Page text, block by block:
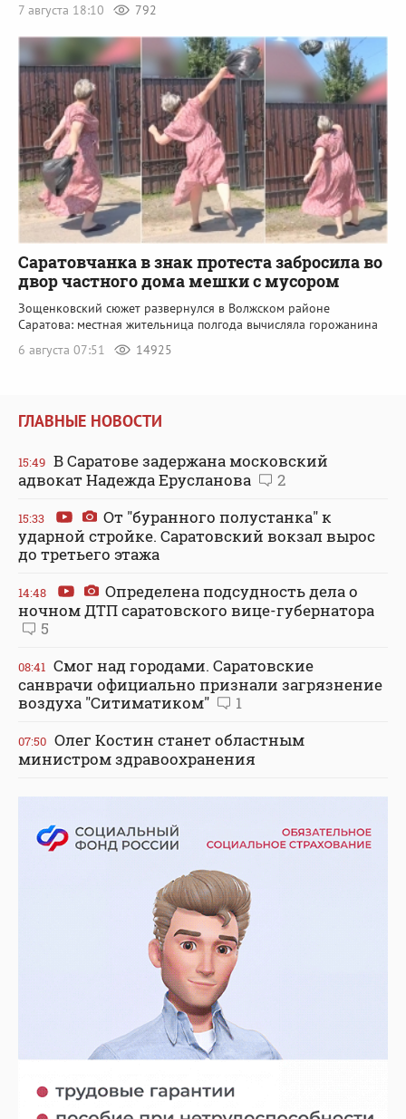
7 августа 18:10
792
Саратовчанка в знак протеста забросила во
двор частного дома мешки с мусором
Зощенковский сюжет развернулся в Волжском районе
Саратова: местная жительница полгода вычисляла горожанина
6 августа 07:51
14925
ГЛАВНЫЕ НОВОСТИ
15:49 В Саратове задержана московский
адвокат Надежда Ерусланова
2
15:33
От "буранного полустанка" к
ударной стройке. Саратовский вокзал вырос
до третьего этажа
14:48
Определена подсудность дела о
ночном ДТП саратовского вице-губернатора
5
08:41 Смог над городами. Саратовские
санврачи официально признали загрязнение
воздуха "Ситиматиком"
1
07:50 Олег Костин станет областным
министром здравоохранения